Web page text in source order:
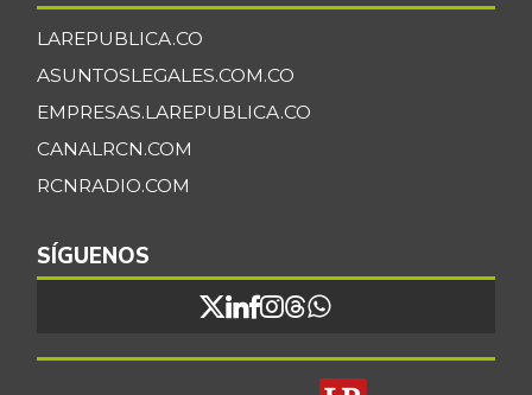
LAREPUBLICA.CO
ASUNTOSLEGALES.COM.CO
EMPRESAS.LAREPUBLICA.CO
CANALRCN.COM
RCNRADIO.COM
SÍGUENOS